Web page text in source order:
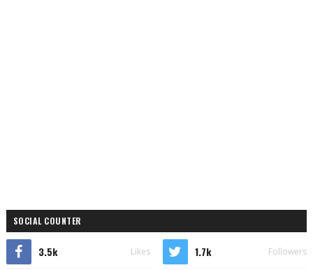
SOCIAL COUNTER
3.5k Likes 1.7k Followers